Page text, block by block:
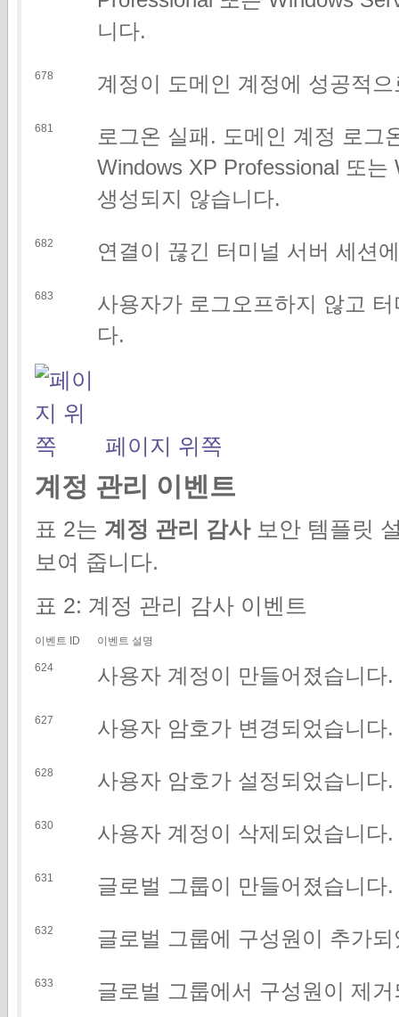
니다.
678 계정이 도메인 계정에 성공적
681
로그온 실패. 도메인 계정 로그
Windows XP Professional 또
생성되지 않습니다.
682 연결이 끊긴 터미널 서버 세션
683
사용자가 로그오프하지 않고
다.
페이지 위쪽
계정 관리 이벤트
표 2는 계정 관리 감사보안 템플릿
보여 줍니다.
표 2: 계정 관리 감사 이벤트
이벤트 ID 이벤트 설명
624 사용자 계정이 만들어졌습니다.
627 사용자 암호가 변경되었습니다.
628 사용자 암호가 설정되었습니다.
630 사용자 계정이 삭제되었습니다.
631 글로벌 그룹이 만들어졌습니다.
632 글로벌 그룹에 구성원이 추가
633 글로벌 그룹에서 구성원이 제